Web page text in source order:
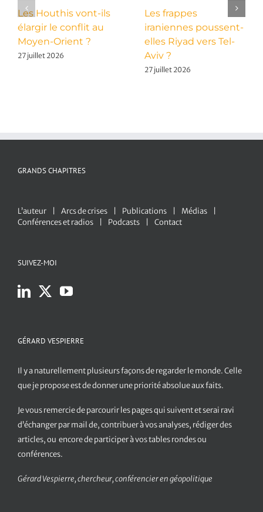
Les Houthis vont-ils
élargir le conflit au
Moyen-Orient ?
27 juillet 2026
Les frappes
iraniennes poussent-
elles Riyad vers Tel-
Aviv ?
27 juillet 2026
GRANDS CHAPITRES
L’auteur Arcs de crises Publications
Médias
Conférences et radios
Podcasts Contact
SUIVEZ-MOI
GÉRARD VESPIERRE
Il y a naturellement plusieurs façons de regarder le monde. Celle
que je propose est de donner une priorité absolue aux faits.
Je vous remercie de parcourir les pages qui suivent et serai ravi
d’échanger par mail de, contribuer à vos analyses, rédiger des
articles, ou encore de participer à vos tables rondes ou
conférences.
Gérard Vespierre, chercheur, conférencier en géopolitique